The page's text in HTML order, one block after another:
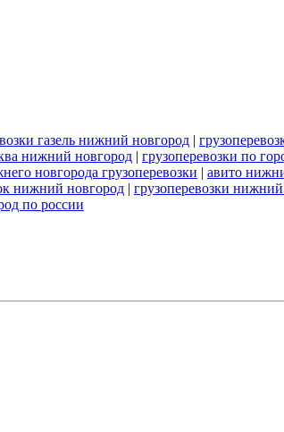
газель нижний новгород |
нижний новгород | грузоперевозки по
новгорода грузоперевозки | авито
нижний новгород | грузоперевозки
по россии